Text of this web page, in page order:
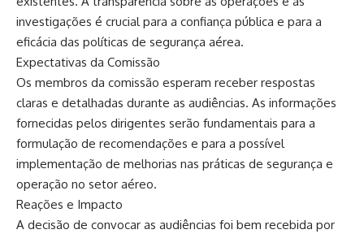
investigações é crucial para a confiança pública e para a
eficácia das políticas de segurança aérea.
Expectativas da Comissão
Os membros da comissão esperam receber respostas
claras e detalhadas durante as audiências. As informações
fornecidas pelos dirigentes serão fundamentais para a
formulação de recomendações e para a possível
implementação de melhorias nas práticas de segurança e
operação no setor aéreo.
Reações e Impacto
A decisão de convocar as audiências foi bem recebida por